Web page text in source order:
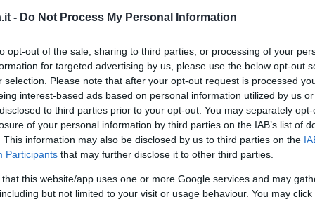
- Do Not Process My Personal Information
opt-out of the sale, sharing to third parties, or processing of your
for targeted advertising by us, please use the below opt-out
selection. Please note that after your opt-out request is processed
interest-based ads based on personal information utilized by us
to third parties prior to your opt-out. You may separately
of your personal information by third parties on the IAB’s list of
This information may also be disclosed by us to third parties on the
Participants that may further disclose it to other third parties.
that this website/app uses one or more Google services and may
but not limited to your visit or usage behaviour. You may
le unghie, mentre l’aria secca può
la produzione dicheratina, la proteina
diminuire. Questo può portare a un
con il passare degli anni.
mordere le unghie o usarle come
possono causare danni fisici alle